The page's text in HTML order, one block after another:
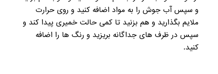
و سپس آب جوش را به مواد اضافه کنید و روی حرارت
ملایم بگذارید و هم بزنید تا کمی حالت خمیری پیدا کند و
سپس در ظرف های جداگانه بریزید و رنگ ها را اضافه
کنید.